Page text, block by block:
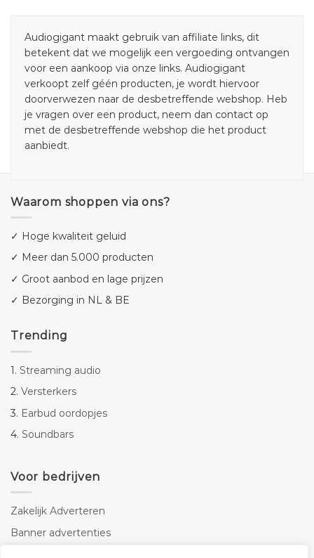
Audiogigant maakt gebruik van affiliate links, dit
betekent dat we mogelijk een vergoeding ontvangen
voor een aankoop via onze links. Audiogigant
verkoopt zelf géén producten, je wordt hiervoor
doorverwezen naar de desbetreffende webshop. Heb
je vragen over een product, neem dan contact op
met de desbetreffende webshop die het product
aanbiedt.
Waarom shoppen via ons?
✓ Hoge kwaliteit geluid
✓ Meer dan 5.000 producten
✓ Groot aanbod en lage prijzen
✓ Bezorging in NL & BE
Trending
1. Streaming audio
2. Versterkers
3. Earbud oordopjes
4. Soundbars
Voor bedrijven
Zakelijk Adverteren
Banner advertenties